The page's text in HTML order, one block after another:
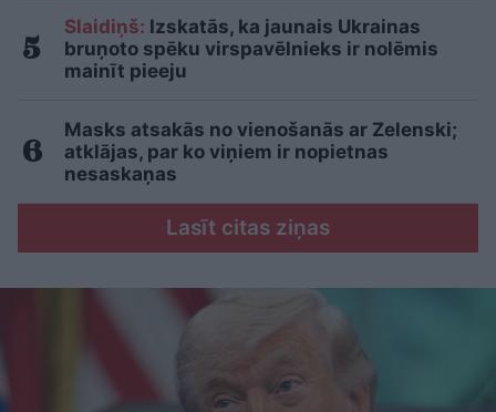
Slaidiņš: Izskatās, ka jaunais Ukrainas
bruņoto spēku virspavēlnieks ir nolēmis
mainīt pieeju
Masks atsakās no vienošanās ar Zelenski;
atklājas, par ko viņiem ir nopietnas
nesaskaņas
Lasīt citas ziņas